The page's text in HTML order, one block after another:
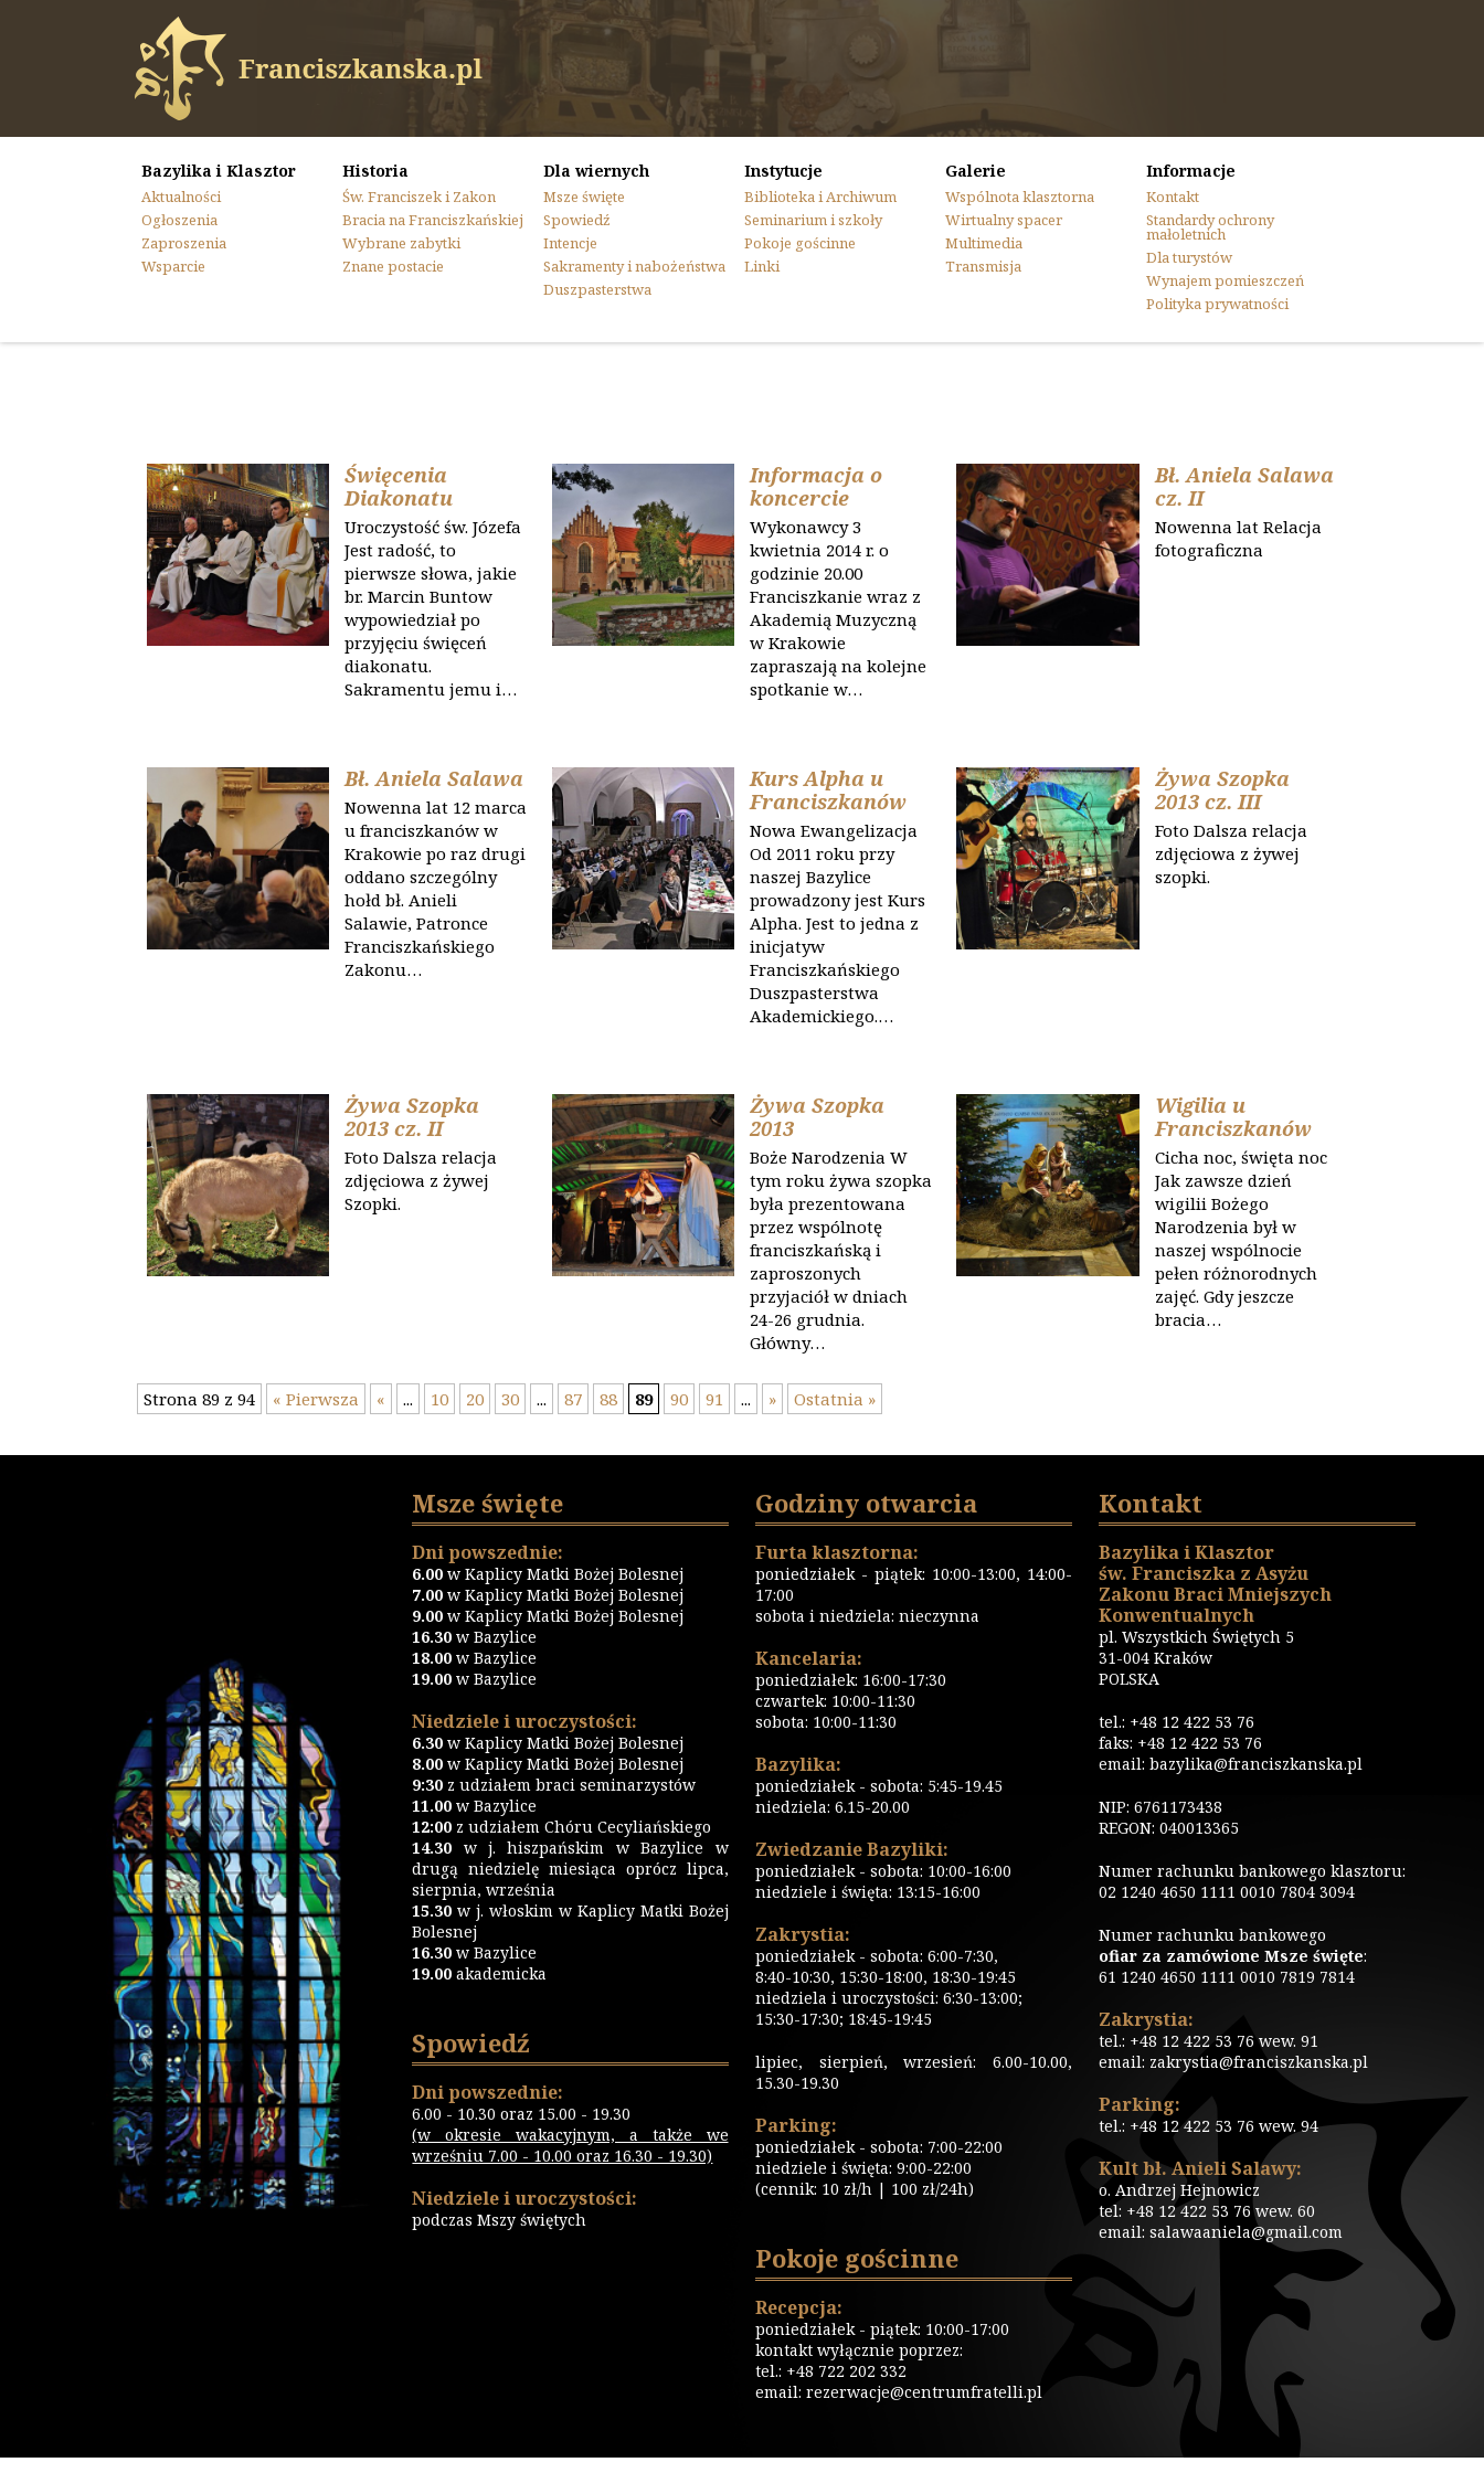
Bazylika i Klasztor
Aktualności
Ogłoszenia
Zaproszenia
Wsparcie
Historia
Św. Franciszek i Zakon
Bracia na Franciszkańskiej
Wybrane zabytki
Znane postacie
Dla wiernych
Msze święte
Spowiedź
Intencje
Sakramenty i nabożeństwa
Duszpasterstwa
Instytucje
Biblioteka i Archiwum
Seminarium i szkoły
Pokoje gościnne
Linki
Galerie
Wspólnota klasztorna
Wirtualny spacer
Multimedia
Transmisja
Informacje
Kontakt
Standardy ochrony
małoletnich
Dla turystów
Wynajem pomieszczeń
Polityka prywatności
Święcenia
Diakonatu
Uroczystość św. Józefa
Jest radość, to
pierwsze słowa, jakie
br. Marcin Buntow
wypowiedział po
przyjęciu święceń
diakonatu.
Sakramentu jemu i…
Informacja o
koncercie
Wykonawcy 3
kwietnia 2014 r. o
godzinie 20.00
Franciszkanie wraz z
Akademią Muzyczną
w Krakowie
zapraszają na kolejne
spotkanie w…
Bł. Aniela Salawa
cz. II
Nowenna lat Relacja
fotograficzna
Bł. Aniela Salawa
Nowenna lat 12 marca
u franciszkanów w
Krakowie po raz drugi
oddano szczególny
hołd bł. Anieli
Salawie, Patronce
Franciszkańskiego
Zakonu…
Kurs Alpha u
Franciszkanów
Nowa Ewangelizacja
Od 2011 roku przy
naszej Bazylice
prowadzony jest Kurs
Alpha. Jest to jedna z
inicjatyw
Franciszkańskiego
Duszpasterstwa
Akademickiego.…
Żywa Szopka
2013 cz. III
Foto Dalsza relacja
zdjęciowa z żywej
szopki.
Żywa Szopka
2013 cz. II
Foto Dalsza relacja
zdjęciowa z żywej
Szopki.
Żywa Szopka
2013
Boże Narodzenia W
tym roku żywa szopka
była prezentowana
przez wspólnotę
franciszkańską i
zaproszonych
przyjaciół w dniach
24-26 grudnia.
Główny…
Wigilia u
Franciszkanów
Cicha noc, święta noc
Jak zawsze dzień
wigilii Bożego
Narodzenia był w
naszej wspólnocie
pełen różnorodnych
zajęć. Gdy jeszcze
bracia…
Strona 89 z 94 « Pierwsza « ... 10 20 30 ... 87 88 89 90 91 ... » Ostatnia »
Msze święte
Dni powszednie:
6.00 w Kaplicy Matki Bożej Bolesnej
7.00 w Kaplicy Matki Bożej Bolesnej
9.00 w Kaplicy Matki Bożej Bolesnej
16.30w Bazylice
18.00w Bazylice
19.00w Bazylice
Niedziele i uroczystości:
6.30 w Kaplicy Matki Bożej Bolesnej
8.00 w Kaplicy Matki Bożej Bolesnej
9:30 z udziałem braci seminarzystów
11.00 w Bazylice
12:00 z udziałem Chóru Cecyliańskiego
14.30 w j. hiszpańskim w Bazylice w
drugą niedzielę miesiąca oprócz lipca,
sierpnia, września
15.30 w j. włoskim w Kaplicy Matki Bożej
Bolesnej
16.30w Bazylice
19.00akademicka
Spowiedź
Dni powszednie:
6.00 - 10.30 oraz 15.00 - 19.30
(w okresie wakacyjnym, a także we
wrześniu 7.00 - 10.00 oraz 16.30 - 19.30)
Niedziele i uroczystości:
podczas Mszy świętych
Godziny otwarcia
Furta klasztorna:
poniedziałek - piątek: 10:00-13:00, 14:00-
17:00
sobota i niedziela: nieczynna
Kancelaria:
poniedziałek: 16:00-17:30
czwartek: 10:00-11:30
sobota: 10:00-11:30
Bazylika:
poniedziałek - sobota: 5:45-19.45
niedziela: 6.15-20.00
Zwiedzanie Bazyliki:
poniedziałek - sobota: 10:00-16:00
niedziele i święta: 13:15-16:00
Zakrystia:
poniedziałek - sobota: 6:00-7:30,
8:40-10:30, 15:30-18:00, 18:30-19:45
niedziela i uroczystości: 6:30-13:00;
15:30-17:30; 18:45-19:45
lipiec, sierpień, wrzesień: 6.00-10.00,
15.30-19.30
Parking:
poniedziałek - sobota: 7:00-22:00
niedziele i święta: 9:00-22:00
(cennik: 10 zł/h | 100 zł/24h)
Pokoje gościnne
Recepcja:
poniedziałek - piątek: 10:00-17:00
kontakt wyłącznie poprzez:
tel.: +48 722 202 332
email:rezerwacje@centrumfratelli.pl
Kontakt
Bazylika i Klasztor
św. Franciszka z Asyżu
Zakonu Braci Mniejszych
Konwentualnych
pl. Wszystkich Świętych 5
31-004 Kraków
POLSKA
tel.: +48 12 422 53 76
faks: +48 12 422 53 76
email: bazylika@franciszkanska.pl
NIP: 6761173438
REGON: 040013365
Numer rachunku bankowego klasztoru:
02 1240 4650 1111 0010 7804 3094
Numer rachunku bankowego
ofiar za zamówione Msze święte:
61 1240 4650 1111 0010 7819 7814
Zakrystia:
tel.: +48 12 422 53 76 wew. 91
email: zakrystia@franciszkanska.pl
Parking:
tel.: +48 12 422 53 76 wew. 94
Kult bł. Anieli Salawy:
o. Andrzej Hejnowicz
tel: +48 12 422 53 76 wew. 60
email: salawaaniela@gmail.com